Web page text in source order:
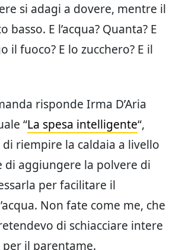
si adagi a dovere, mentre il
E l’acqua? Quanta? E
il fuoco? E lo zucchero? E il
risponde Irma D’Aria
“La spesa intelligente“,
riempire la caldaia a livello
di aggiungere la polvere di
per facilitare il
Non fate come me, che
di schiacciare intere
il parentame.